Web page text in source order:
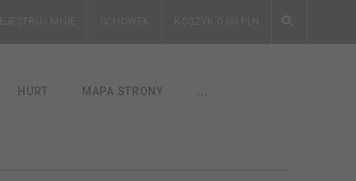
MNIE SCHOWEK KOSZYK
HURT MAPA STRONY